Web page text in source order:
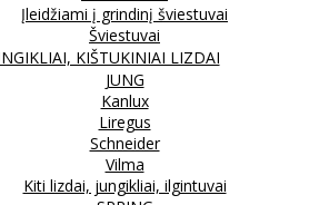
Įleidžiami į grindinį šviestuvai
Šviestuvai
KIŠTUKINIAI LIZDAI
JUNG
Kanlux
Liregus
Schneider
Vilma
Kiti lizdai, jungikliai, ilgintuvai